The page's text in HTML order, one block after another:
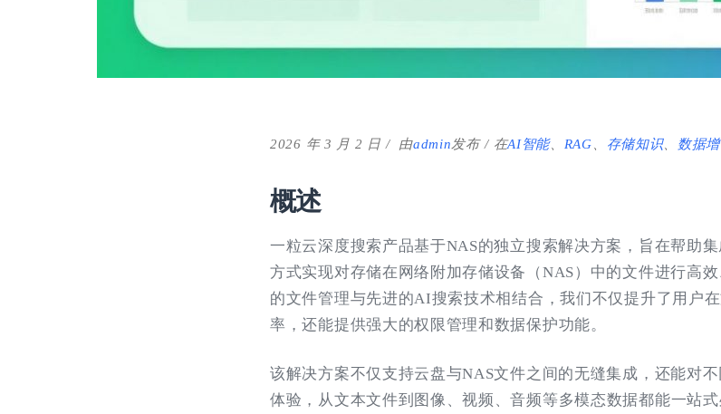
2026 年 3 月 2 日 由admin发布 在AI智能、 RAG 存储知识、 数据
概述
一粒云深度搜索产品基于NAS的独立搜索解决方案，旨在帮助
方式实现对存储在网络附加存储设备（NAS）中的文件进行高
的文件管理与先进的AI搜索技术相结合，我们不仅提升了用户
率，还能提供强大的权限管理和数据保护功能。
该解决方案不仅支持云盘与NAS文件之间的无缝集成，还能对
体验，从文本文件到图像、视频、音频等多模态数据都能一站